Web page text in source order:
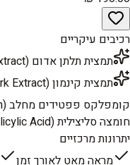
רכיבים עיקריים
תמצית תלתן אדום (Trifolium Pratense (Clover) Flower Extract)
תמצית קינמון (Cinnamomum Zeylanicum Bark Extract)
קומפלקס פפטידים מחלב (Lactis Proteinum / Whey Protein)
חומצה סליצילית (Salicylic Acid)
יתרונות מרכזיים
מראה מאט לאורך זמן